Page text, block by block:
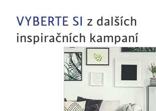
VYBERTE SI
z dalších
inspiračních kampaní